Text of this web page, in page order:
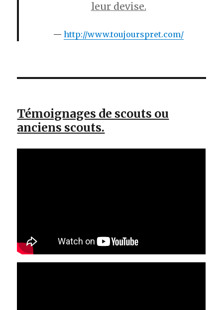
leur devise.
http://www.toujourspret.com/
Témoignages de scouts ou
anciens scouts.